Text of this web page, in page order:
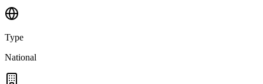
Type
National